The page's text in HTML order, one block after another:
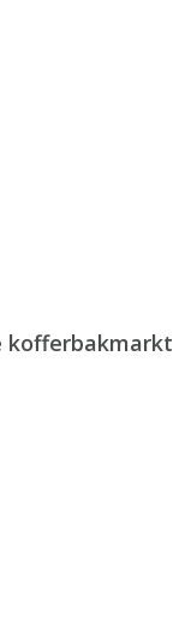
kofferbakmarkt